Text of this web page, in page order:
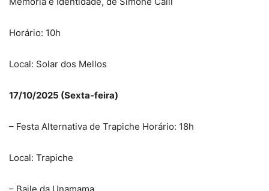
Horário: 10h
Local: Solar dos Mellos
17/10/2025 (Sexta-feira)
– Festa Alternativa de Trapiche Horário: 18h
Local: Trapiche